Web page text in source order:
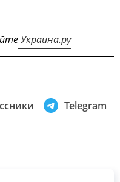
Украина.ру
Telegram